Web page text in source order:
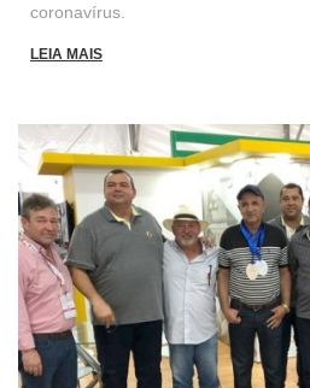
coronavírus.
LEIA MAIS